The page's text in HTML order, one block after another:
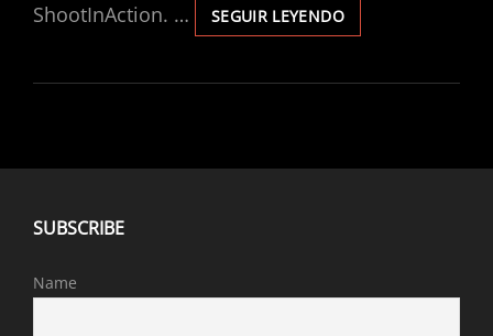
ShootInAction. …
SEGUIR LEYENDOVALENCIA
BASKET
113
ROIG
SUBSCRIBE
Name